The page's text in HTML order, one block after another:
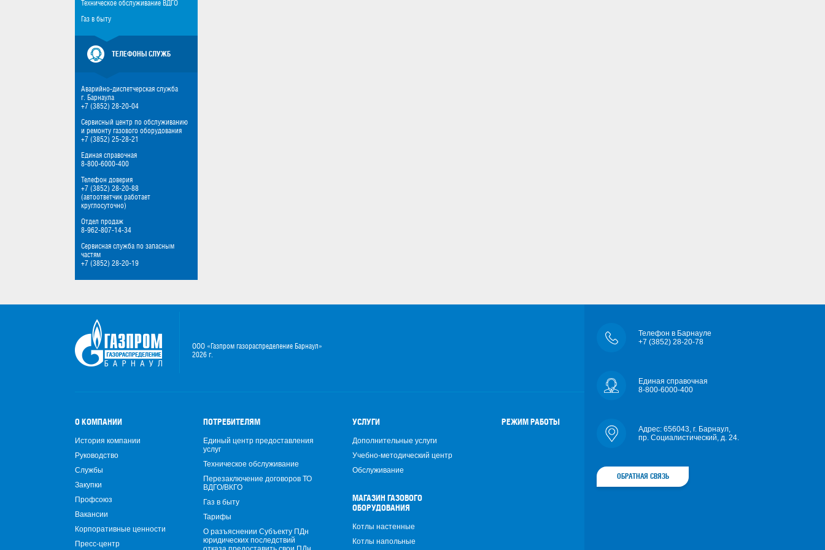
Техническое обслуживание ВДГО
Газ в быту
ТЕЛЕФОНЫ СЛУЖБ
Аварийно-диспетчерская служба
г. Барнаула
+7 (3852) 28-20-04
Сервисный центр по обслуживанию
и ремонту газового оборудования
+7 (3852) 25-28-21
Единая справочная
8-800-6000-400
Телефон доверия
+7 (3852) 28-20-88
(автоответчик работает
круглосуточно)
Отдел продаж
8-962-807-14-34
Сервисная служба по запасным
частям
+7 (3852) 28-20-19
ООО «Газпром газораспределение Барнаул»
2026 г.
О КОМПАНИИ
История компании
Руководство
Службы
Закупки
Профсоюз
Вакансии
Корпоративные ценности
Пресс-центр
ПОТРЕБИТЕЛЯМ
Единый центр предоставления
услуг
Техническое обслуживание
Перезаключение договоров ТО
ВДГО/ВКГО
Газ в быту
Тарифы
О разъяснении Субъекту ПДн
юридических последствий
УСЛУГИ
Дополнительные услуги
Учебно-методический центр
Обслуживание
МАГАЗИН ГАЗОВОГО
ОБОРУДОВАНИЯ
Котлы настенные
Котлы напольные
РЕЖИМ РАБОТЫ
Телефон в Барнауле
+7 (3852) 28-20-78
Единая справочная
8-800-6000-400
Адрес: 656043, г. Барнаул,
пр. Социалистический, д. 24.
ОБРАТНАЯ СВЯЗЬ